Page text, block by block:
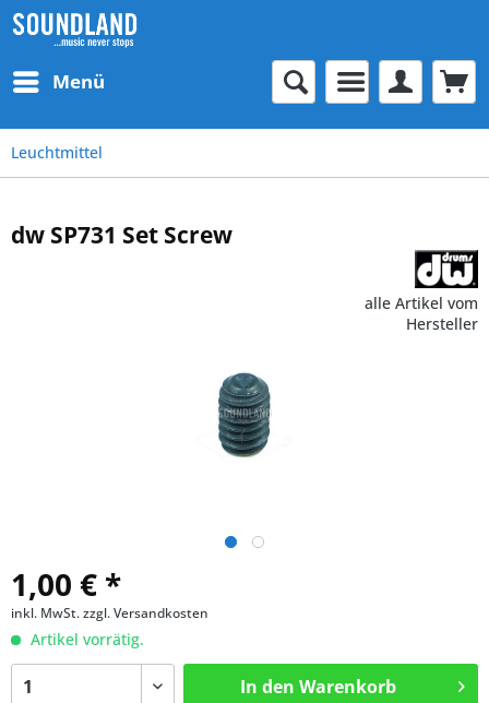
Menü
Leuchtmittel
dw SP731 Set Screw
alle Artikel vom
Hersteller
1,00 € *
inkl. MwSt.zzgl. Versandkosten
Artikel vorrätig.
In den Warenkorb